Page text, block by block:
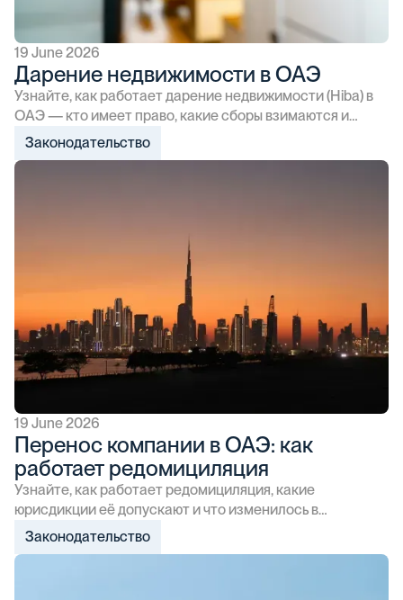
19 June 2026
Дарение недвижимости в ОАЭ
Узнайте, как работает дарение недвижимости (Hiba) в
ОАЭ — кто имеет право, какие сборы взимаются и
какие шаги нужно пройти для передачи права
собственности без сделки купли-продажи.
Законодательство
19 June 2026
Перенос компании в ОАЭ: как
работает редомициляция
Узнайте, как работает редомициляция, какие
юрисдикции её допускают и что изменилось в
законодательстве ОАЭ в 2025 году.
Законодательство